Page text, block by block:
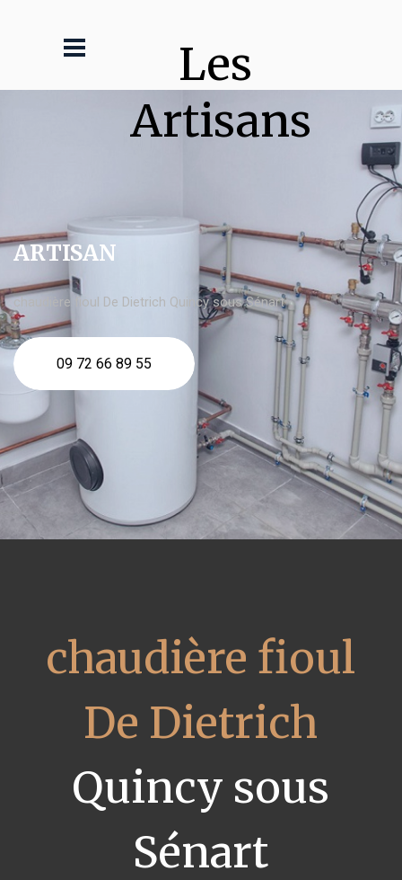
Les
Artisans
ARTISAN
chaudière fioul De Dietrich Quincy sous Sénart
09 72 66 89 55
chaudière fioul
De Dietrich
Quincy sous
Sénart